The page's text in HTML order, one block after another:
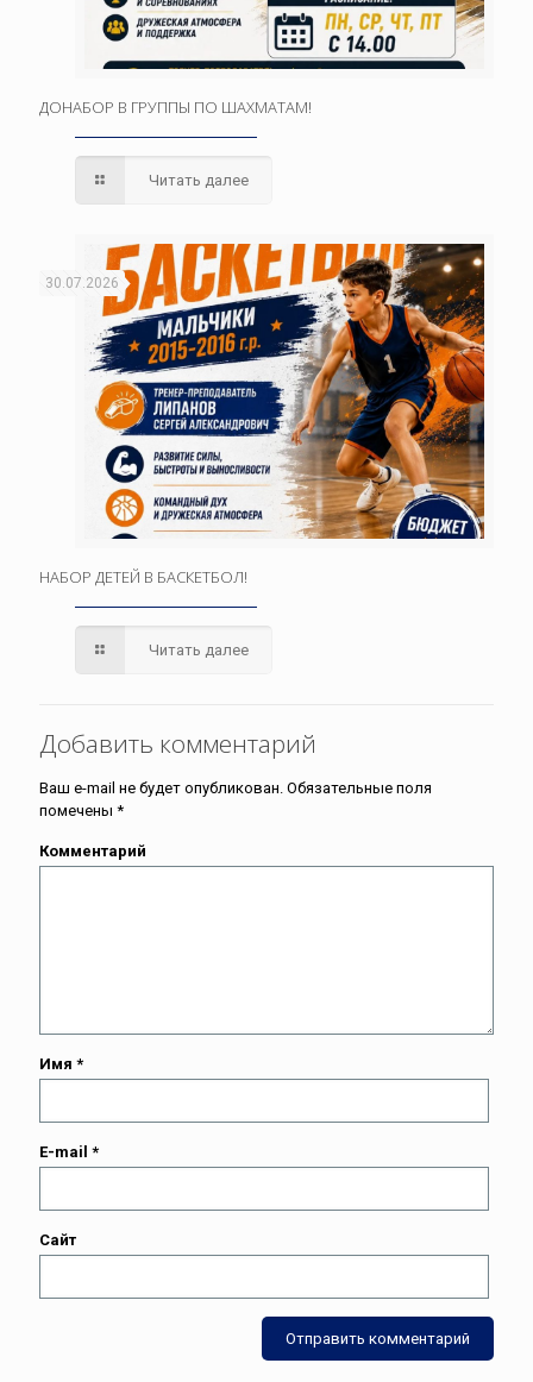
ДОНАБОР В ГРУППЫ ПО ШАХМАТАМ!
Читать далее
30.07.2026
НАБОР ДЕТЕЙ В БАСКЕТБОЛ!
Читать далее
Добавить комментарий
Ваш e-mail не будет опубликован. Обязательные поля
помечены *
Комментарий
Имя *
E-mail *
Сайт